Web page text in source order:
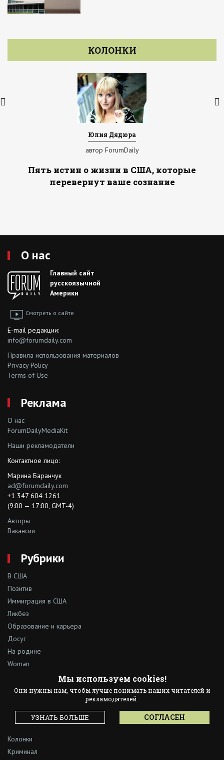
КОЛОНКИ
Юлия Дядюра
автор ForumDaily
Пять истин о жизни в США, которые
перевернут ваше сознание
О нас
Главный сайт
русскоязычной
Америки
Смотреть о сайте
E-mail редакции:
info@forumdaily.com
Правила использования материалов
Privacy Policy
Terms of Use
Реклама
О нас
ForumDailyMediaKit
Наши рекламодатели
Контактное лицо:
Марина Баранчук
ad@forumdaily.com
+1 347 604 1261
(9:00 — 17:00, GMT-4)
Авторы
Вакансии
Рубрики
В США
Позитив
Иммиграция в США
Ликбез
Образование и карьера
Досуг
На родине
Woman
Культура
Выбор редакции
Израиль
Колонки
Криминал
Мы используем cookies!
Они нужны нам, чтобы лучше понимать наших читателей и
рекламодателей.
УЗНАТЬ БОЛЬШЕ СОГЛАСЕН